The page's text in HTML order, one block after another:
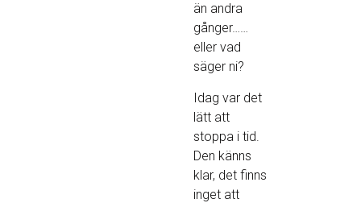
än andra
gånger……
eller vad
säger ni?
Idag var det
lätt att
stoppa i tid.
Den känns
klar, det finns
inget att